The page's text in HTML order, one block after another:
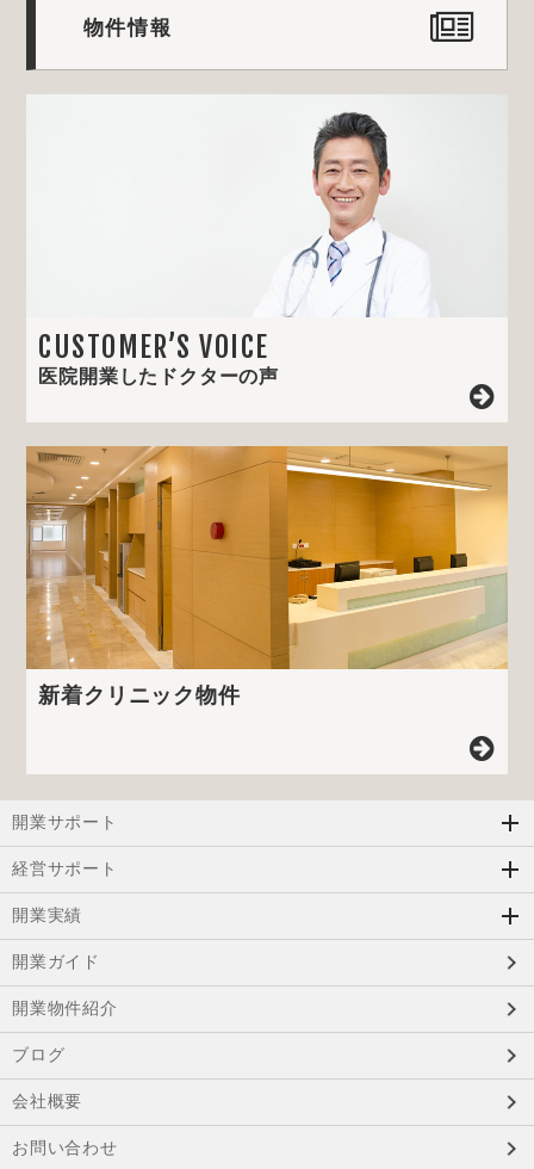
物件情報
CUSTOMER’S VOICE
医院開業したドクターの声
新着クリニック物件
開業サポート
経営サポート
開業実績
開業ガイド
開業物件紹介
ブログ
会社概要
お問い合わせ